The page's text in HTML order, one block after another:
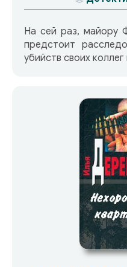
На сей раз, майору
предстоит
убийств своих